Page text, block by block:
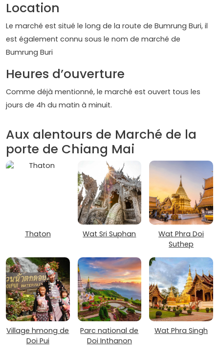
Location
Le marché est situé le long de la route de Bumrung Buri, il
est également connu sous le nom de marché de
Bumrung Buri
Heures d’ouverture
Comme déjà mentionné, le marché est ouvert tous les
jours de 4h du matin à minuit.
Aux alentours de Marché de la
porte de Chiang Mai
Thaton Wat Sri Suphan
Wat Phra Doi
Suthep
Village hmong de
Doi Pui
Parc national de
Doi Inthanon
Wat Phra Singh